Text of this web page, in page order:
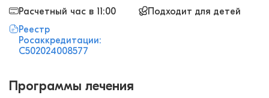
Расчетный час в 11:00
Подходит для детей
Реестр
Росаккредитации:
С502024008577
Программы лечения